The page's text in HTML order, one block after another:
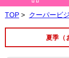
TOP > クーパービ
夏季（